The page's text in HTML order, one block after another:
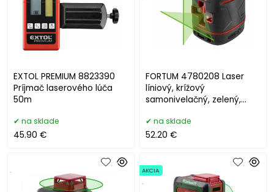
EXTOL PREMIUM 8823390
Príjmač laserového lúča
50m
na sklade
45.90 €
FORTUM 4780208 Laser
líniový, krížový
samonivelačný, zelený,
na sklade
52.20 €
.
AKCIA
.